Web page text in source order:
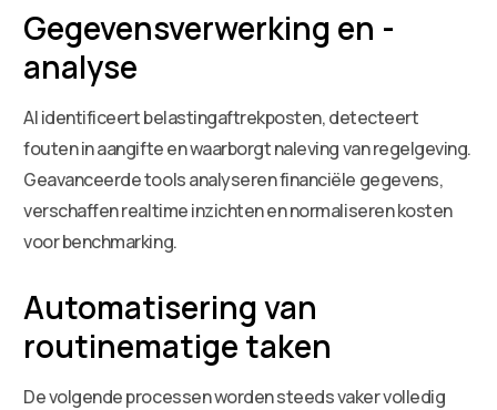
Gegevensverwerking en -
analyse
AI identificeert belastingaftrekposten, detecteert
fouten in aangifte en waarborgt naleving van regelgeving.
Geavanceerde tools analyseren financiële gegevens,
verschaffen realtime inzichten en normaliseren kosten
voor benchmarking.
Automatisering van
routinematige taken
De volgende processen worden steeds vaker volledig